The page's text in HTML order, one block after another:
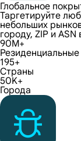
Глобальное
Таргетируйте
небольших
городу, ZIP и ASN
90M+
Резиденциальные
195+
Страны
50K+
Города